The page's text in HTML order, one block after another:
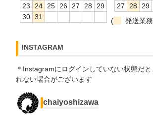
23
24 25 26 27 28
29
30 31
27
28 29
(
発送業
INSTAGRAM
＊Instagramにログインしていない状態だ
れない場合がございます
chaiyoshizawa